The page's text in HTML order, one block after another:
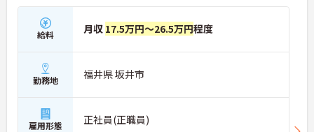
給料 月収 17.5万円～26.5万円程度
勤務地 福井県 坂井市
雇用形態 正社員(正職員)